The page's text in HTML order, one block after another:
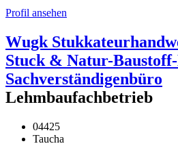
Profil ansehen
Wugk
Stuck & Natur-
Sachverständigenbüro
Lehmbaufachbetrieb
04425
Taucha